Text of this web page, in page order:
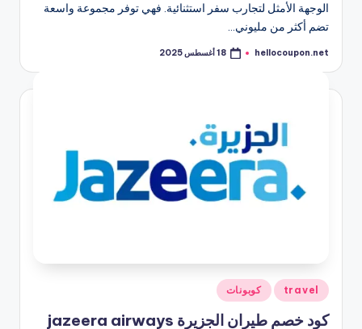
الوجهة الأمثل لتجارب سفر استثنائية. فهي توفر مجموعة واسعة
تضم أكثر من مليوني…
تمّ
بواسطة
hellocoupon.net 18 أغسطس 2025
نُشر
في
travel كوبونات
كود خصم طيران الجزيرة jazeera airways